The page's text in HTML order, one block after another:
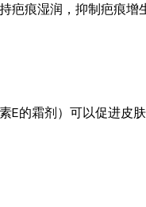
疤痕湿润，抑制疤痕增
E的霜剂）可以促进皮